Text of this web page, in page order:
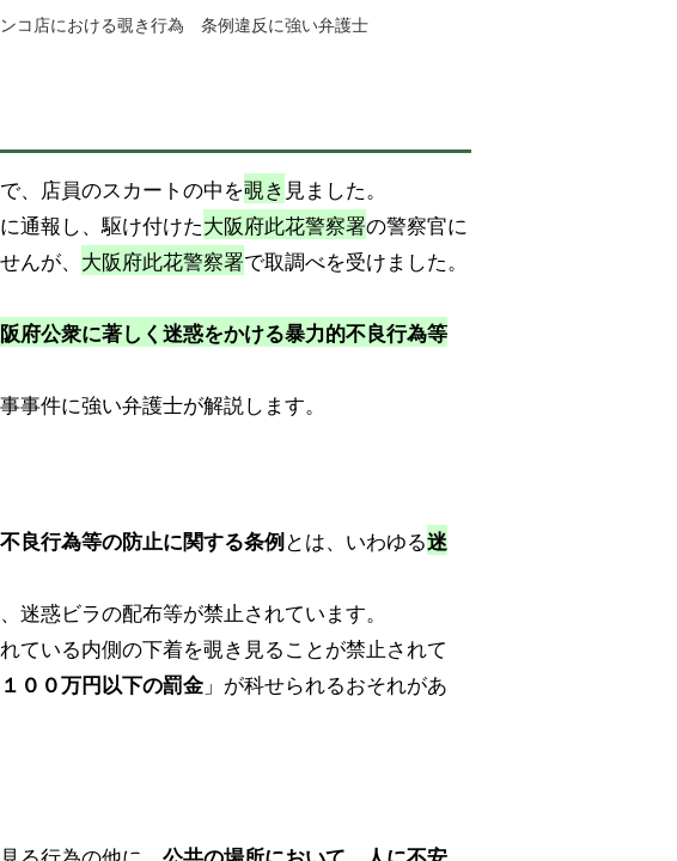
ンコ店における覗き行為 条例違反に強い弁護士
、店員のスカートの中を覗き 見ました。
通報し、駆け付けた大阪府此花警察署の警察官に
んが、 大阪府此花警察署で取調べを受けました。
府公衆に著しく迷惑をかける暴力的不良行為等
事件に強い弁護士が解説します。
良行為等の防止に関する条例とは、いわゆる迷
迷惑ビラの配布等が禁止されています。
ている内側の下着を覗き見ることが禁止されて
００万円以下の罰金 」が科せられるおそれがあ